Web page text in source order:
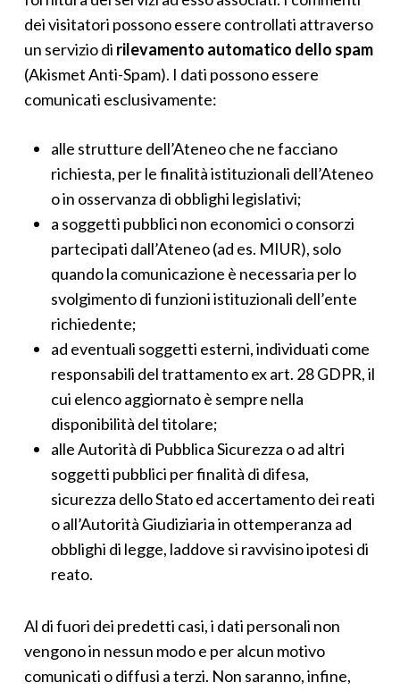
dei visitatori possono essere controllati attraverso
un servizio di rilevamento automatico dello spam
(Akismet Anti-Spam). I dati possono essere
comunicati esclusivamente:
alle strutture dell’Ateneo che ne facciano
richiesta, per le finalità istituzionali dell’Ateneo
o in osservanza di obblighi legislativi;
a soggetti pubblici non economici o consorzi
partecipati dall’Ateneo (ad es. MIUR), solo
quando la comunicazione è necessaria per lo
svolgimento di funzioni istituzionali dell’ente
richiedente;
ad eventuali soggetti esterni, individuati come
responsabili del trattamento ex art. 28 GDPR, il
cui elenco aggiornato è sempre nella
disponibilità del titolare;
alle Autorità di Pubblica Sicurezza o ad altri
soggetti pubblici per finalità di difesa,
sicurezza dello Stato ed accertamento dei reati
o all’Autorità Giudiziaria in ottemperanza ad
obblighi di legge, laddove si ravvisino ipotesi di
reato.
Al di fuori dei predetti casi, i dati personali non
vengono in nessun modo e per alcun motivo
comunicati o diffusi a terzi. Non saranno, infine,